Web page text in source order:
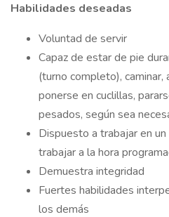
Habilidades deseadas
Voluntad de servir
Capaz de estar de pie
(turno completo), caminar,
ponerse en cuclillas,
pesados, según sea
Dispuesto a trabajar en
trabajar a la hora
Demuestra integridad
Fuertes habilidades
los demás